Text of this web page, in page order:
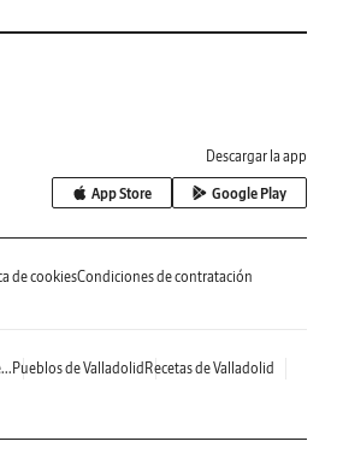
Descargar la app
App Store Google Play
de cookiesCondiciones de contratación
Pueblos de Valladolid Recetas de Valladolid